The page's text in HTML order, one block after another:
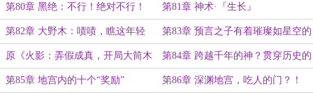
（4/5求首订） 订）
第80章 黑绝：不行！绝对不行！ 第81章 神术·『生长』
第82章 大野木：啧啧，瞧这年轻
人……
第83章 预言之子有着璀璨如星空的
眼睛？
原《火影：弄假成真，开局大筒木
之体》改名通知+成绩汇报
第84章 跨越千年的神？贯穿历史的
身影？
第85章 地宫内的十个“奖励” 第86章 深渊地宫，吃人的门？！